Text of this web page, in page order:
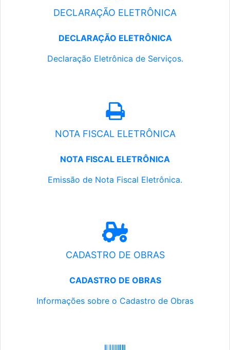
DECLARAÇÃO ELETRÔNICA
DECLARAÇÃO ELETRÔNICA
Declaração Eletrônica de Serviços.
NOTA FISCAL ELETRÔNICA
NOTA FISCAL ELETRÔNICA
Emissão de Nota Fiscal Eletrônica.
CADASTRO DE OBRAS
CADASTRO DE OBRAS
Informações sobre o Cadastro de Obras